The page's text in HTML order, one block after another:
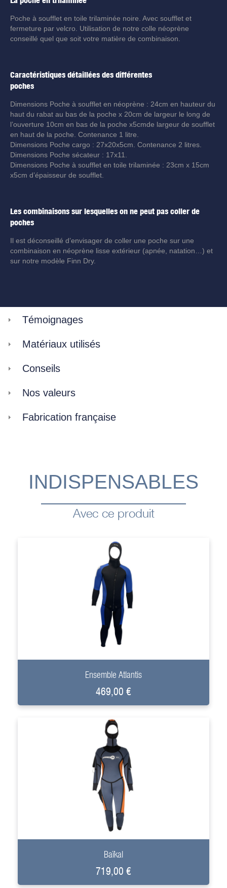
Poche à soufflet en toile trilaminée noire. Avec soufflet et
fermeture par velcro. Utilisation de notre colle néoprène
conseillé quel que soit votre matière de combinaison.
Caractéristiques détaillées des différentes
poches
Dimensions Poche à soufflet en néoprène : 24cm en hauteur du
haut du rabat au bas de la poche x 20cm de largeur le long de
l’ouverture 10cm en bas de la poche x5cmde largeur de soufflet
en haut de la poche. Contenance 1 litre.
Dimensions Poche cargo : 27x20x5cm. Contenance 2 litres.
Dimensions Poche sécateur : 17x11.
Dimensions Poche à soufflet en toile trilaminée : 23cm x 15cm
x5cm d’épaisseur de soufflet.
Les combinaisons sur lesquelles on ne peut pas coller de
poches
Il est déconseillé d’envisager de coller une poche sur une
combinaison en néoprène lisse extérieur (apnée, natation…) et
sur notre modèle Finn Dry.
Témoignages
Matériaux utilisés
Conseils
Nos valeurs
Fabrication française
INDISPENSABLES
Avec ce produit
+
Ensemble Atlantis
469,00 €
+
Baïkal
719,00 €